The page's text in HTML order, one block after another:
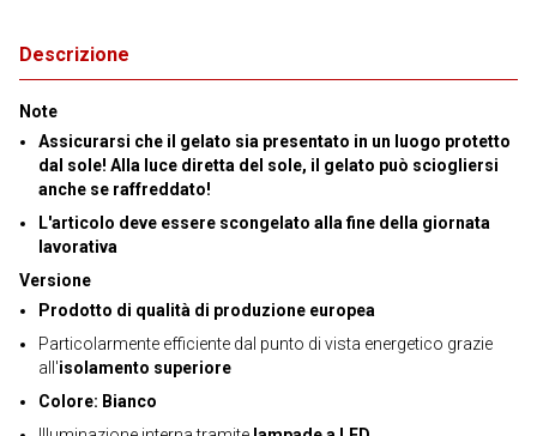
Descrizione
Note
Assicurarsi che il gelato sia presentato in un luogo protetto
dal sole! Alla luce diretta del sole, il gelato può sciogliersi
anche se raffreddato!
L'articolo deve essere scongelato alla fine della giornata
lavorativa
Versione
Prodotto di qualità di produzione europea
Particolarmente efficiente dal punto di vista energetico grazie
all'isolamento superiore
Colore: Bianco